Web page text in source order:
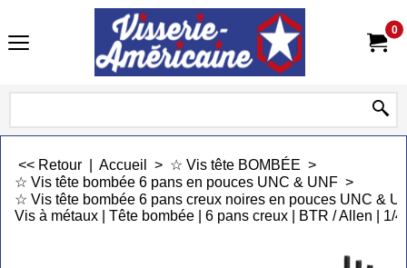
0
<< Retour Accueil > ☆ Vis tête BOMBÉE >
☆ Vis tête bombée 6 pans en pouces UNC & UNF >
☆ Vis tête bombée 6 pans creux noires en pouces UNC &
Vis à métaux | Tête bombée | 6 pans creux | BTR / Allen | 1/